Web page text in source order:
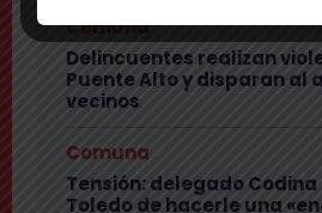
Comuna
Delincuentes realizan
Puente Alto y disparan al
vecinos
Comuna
Tensión: delegado
Toledo de hacerle una